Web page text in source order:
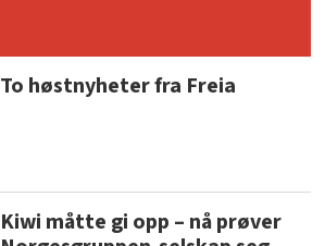
To høstnyheter fra Freia
Kiwi måtte gi opp – nå prøver